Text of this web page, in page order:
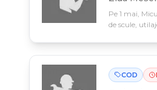
Pe 1 mai,
de scule,
COD